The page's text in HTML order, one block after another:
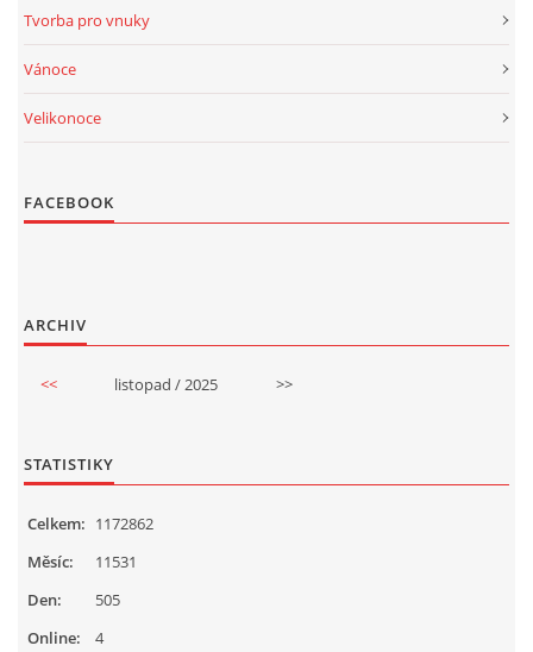
Tvorba pro vnuky
Vánoce
Velikonoce
FACEBOOK
ARCHIV
<< listopad / 2025 >>
STATISTIKY
Online: 4
Celkem: 1172862
Měsíc:
11531
Den:
505